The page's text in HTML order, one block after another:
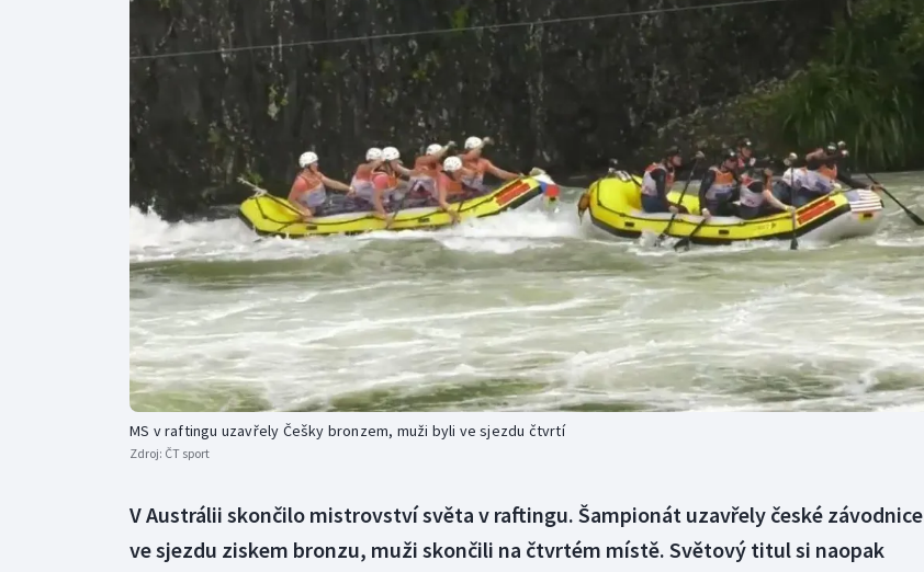
Curling
Dostihy
Florbal
Futsal
Golf
Gymnastika
Moderní pětiboj
Motorsport
Olympijské hry
Parasport
Plavání
Plážový volejbal
Triatlon
Veslování
Vodní slalom
Volejbal
Ostatní
MS v raftingu uzavřely Češky bronzem, muži byli ve sjezdu čtvrtí
Zdroj: ČT sport
V Austrálii skončilo mistrovství světa v raftingu. Šampionát uzavřely české závodnice
ve sjezdu ziskem bronzu, muži skončili na čtvrtém místě. Světový titul si naopak